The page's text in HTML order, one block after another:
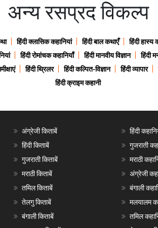
अन्य रसप्रद विकल्प
हिंदी क्लासिक कहानियां हिंदी बाल कथाएँ हिंदी हास्य
हिंदी रोमांचक कहानियाँ हिंदी मानवीय विज्ञान हिंदी
हिंदी थ्रिलर हिंदी कल्पित-विज्ञान हिंदी व्यापार
हिंदी क्राइम कहानी
अंग्रेजी किताबें
हिंदी किताबें
गुजराती किताबें
मराठी किताबें
तमिल किताबें
तेलगु किताबें
बंगाली किताबें
हिंदी
गुजराती
मराठी
अंग्रेजी
बंगाली
मलयालम
तमिल